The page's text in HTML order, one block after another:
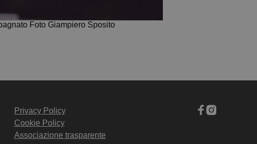
Foto Giampiero Sposito
Privacy Policy
Cookie Policy
Associazione trasparente